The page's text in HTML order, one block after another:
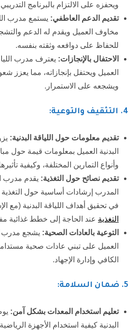
ويحفزه على الالتزام بالبرنامج
تقديم الدعم العاطفي: يستمع مدرب
مخاوف العميل ويقدم له الدعم
للحفاظ على دوافعه وثقته بنفسه.
الاحتفال بالإنجازات: يعترف مدرب
العميل ويحتفل بإنجازاته، مما يعزز
ويشجعه على الاستمرار.
4. التثقيف والتوعية:
تقديم معلومات حول اللياقة البدنية:
البدنية العميل بمعلومات قيمة حول
وأنواع التمارين المختلفة، وكيفية
تقديم نصائح حول التغذية: يقدم مدرب
المدرب إرشادات أساسية حول التغذية
في تحقيق أهداف اللياقة البدنية (مع
التغذية عند الحاجة إلى خطط غذائية
التوعية بالعادات الصحية: يشجع مدرب
العميل على تبني عادات صحية
الكافي وإدارة الإجهاد.
5. ضمان السلامة:
تعليم استخدام المعدات بشكل آمن:
البدنية كيفية استخدام الأجهزة